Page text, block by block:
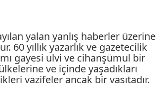
yalan yanlış haberler üzerine
60 yıllık yazarlık ve gazetecilik
gayesi ulvi ve cihanşümul bir
ve içinde yaşadıkları
vazifeler ancak bir vasıtadır.